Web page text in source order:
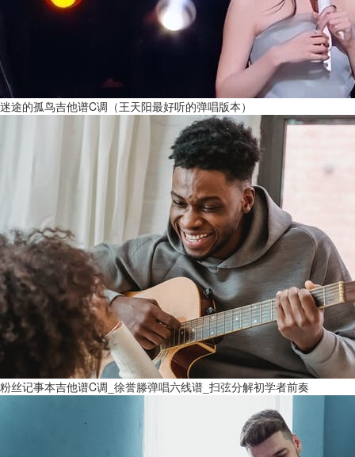
迷途的孤鸟吉他谱C调（王天阳最好听的弹唱版本）
粉丝记事本吉他谱C调_徐誉滕弹唱六线谱_扫弦分解初学者前奏